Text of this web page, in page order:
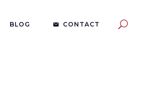
BLOG CONTACT